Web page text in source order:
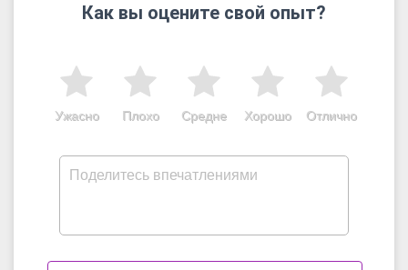
Как вы оцените свой опыт?
Отлично
Хорошо
Средне
Плохо
Ужасно